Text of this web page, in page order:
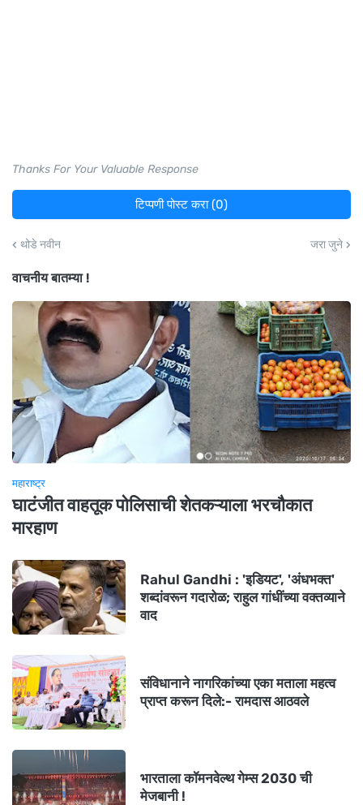
Thanks For Your Valuable Response
टिप्पणी पोस्ट करा (0)
थोडे नवीन जरा जुने
वाचनीय बातम्या !
महाराष्ट्र
घाटंजीत वाहतूक पोलिसाची शेतकऱ्याला भरचौकात
मारहाण
Rahul Gandhi : 'इडियट', 'अंधभक्त'
शब्दांवरून गदारोळ; राहुल गांधींच्या वक्तव्याने
वाद
संविधानाने नागरिकांच्या एका मताला महत्व
प्राप्त करून दिले:- रामदास आठवले
भारताला कॉमनवेल्थ गेम्स 2030 ची
मेजबानी !